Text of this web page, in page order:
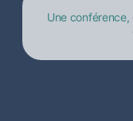
Une conférence,